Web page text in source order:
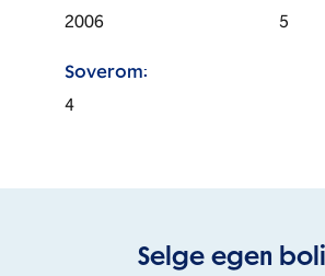
2006
5
Soverom:
4
Selge egen